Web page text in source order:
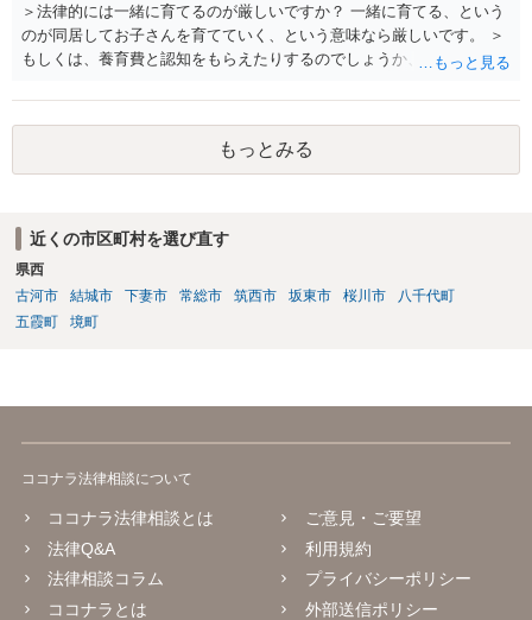
＞法律的には一緒に育てるのが厳しいですか？ 一緒に育てる、という
のが同居してお子さんを育てていく、という意味なら厳しいです。 ＞
もしくは、養育費と認知をもらえたりするのでしょうか、 相手が認知
す。 また、認知されたことを前提に、父親として子を養う義務があり
ますので、 養育費を請求できます。 ただ、極端な話相手に収入がなか
ったり、行方不明だったりすると、実際上の回収が難しい可能性はあ
ります。
もっとみる
近くの市区町村を選び直す
県西
古河市
結城市 下妻市 常総市 筑西市 坂東市 桜川市
八千代町
五霞町
境町
ココナラ法律相談について
ココナラ法律相談とは
法律Q&A
法律相談コラム
ココナラとは
ご意見・ご要望
利用規約
プライバシーポリシー
外部送信ポリシー